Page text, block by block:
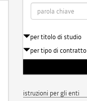
per titolo di studio
per tipo di contratto
istruzioni per gli enti